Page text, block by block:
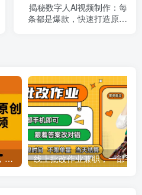
揭秘数字人Al视频制作：每
条都是爆款，快速打造原创
AI一键操作生成百分百原创，揭秘情感聊天记录视频，当下视频号爆火新赛道